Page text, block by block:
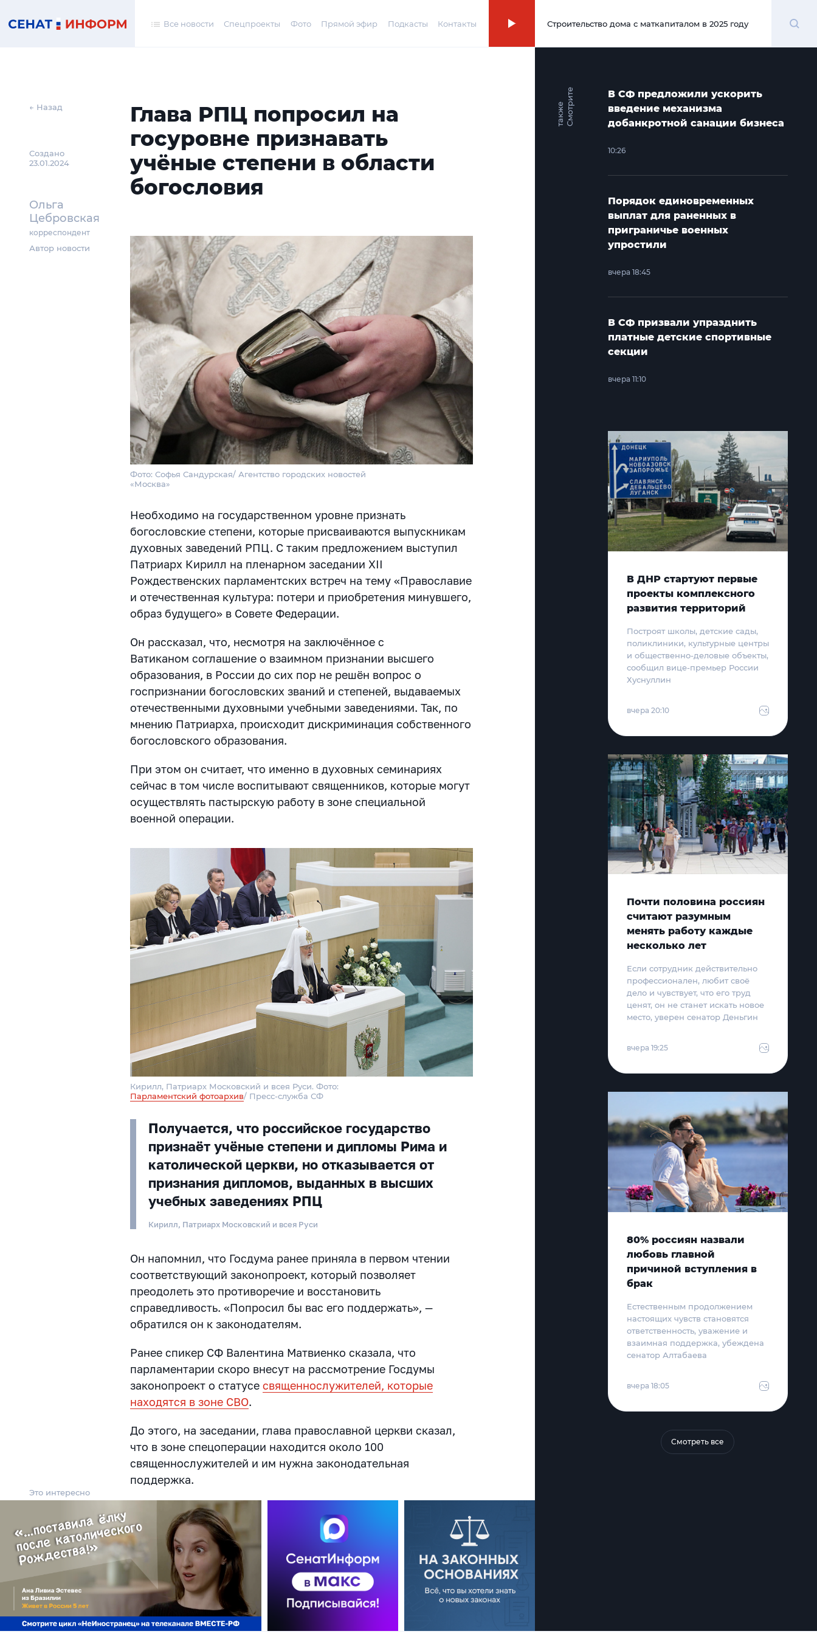
Все новости Спецпроекты Фото Прямой эфир Подкасты Контакты 00:00
Строительство дома с маткапиталом в 2025 году
← Назад
Создано
23.01.2024
Ольга
Цебровская
корреспондент
Автор новости
Глава РПЦ попросил на
госуровне признавать
учёные степени в области
богословия
Фото: Софья Сандурская/ Агентство городских новостей
«Москва»
Необходимо на государственном уровне признать
богословские степени, которые присваиваются выпускникам
духовных заведений РПЦ. С таким предложением выступил
Патриарх Кирилл на пленарном заседании XII
Рождественских парламентских встреч на тему «Православие
и отечественная культура: потери и приобретения минувшего,
образ будущего» в Совете Федерации.
Он рассказал, что, несмотря на заключённое с
Ватиканом соглашение о взаимном признании высшего
образования, в России до сих пор не решён вопрос о
госпризнании богословских званий и степеней, выдаваемых
отечественными духовными учебными заведениями. Так, по
мнению Патриарха, происходит дискриминация собственного
богословского образования.
При этом он считает, что именно в духовных семинариях
сейчас в том числе воспитывают священников, которые могут
осуществлять пастырскую работу в зоне специальной
военной операции.
Кирилл, Патриарх Московский и всея Руси. Фото:
Парламентский фотоархив/ Пресс-служба СФ
Получается, что российское государство
признаёт учёные степени и дипломы Рима и
католической церкви, но отказывается от
признания дипломов, выданных в высших
учебных заведениях РПЦ
Кирилл, Патриарх Московский и всея Руси
Он напомнил, что Госдума ранее приняла в первом чтении
соответствующий законопроект, который позволяет
преодолеть это противоречие и восстановить
справедливость. «Попросил бы вас его поддержать», —
обратился он к законодателям.
Ранее спикер СФ Валентина Матвиенко сказала, что
парламентарии скоро внесут на рассмотрение Госдумы
законопроект о статусесвященнослужителей, которые
находятся в зоне СВО.
До этого, на заседании, глава православной церкви сказал,
что в зоне спецоперации находится около 100
священнослужителей и им нужна законодательная
поддержка.
Это интересно
С
м
о
т
р и
т
е
т
а
к
ж
е
В СФ предложили ускорить
введение механизма
добанкротной санации бизнеса
10:26
Порядок единовременных
выплат для раненных в
приграничье военных
упростили
вчера 18:45
В СФ призвали упразднить
платные детские спортивные
секции
вчера 11:10
В ДНР стартуют первые
проекты комплексного
развития территорий
Построят школы, детские сады,
поликлиники, культурные центры
и общественно-деловые объекты,
сообщил вице-премьер России
Хуснуллин
вчера 20:10
Почти половина россиян
считают разумным
менять работу каждые
несколько лет
Если сотрудник действительно
профессионален, любит своё
дело и чувствует, что его труд
ценят, он не станет искать новое
место, уверен сенатор Деньгин
вчера 19:25
80% россиян назвали
любовь главной
причиной вступления в
брак
Естественным продолжением
настоящих чувств становятся
ответственность, уважение и
взаимная поддержка, убеждена
сенатор Алтабаева
вчера 18:05
Смотреть все